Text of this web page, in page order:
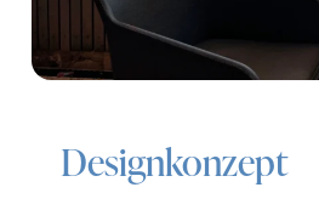
Designkonzept